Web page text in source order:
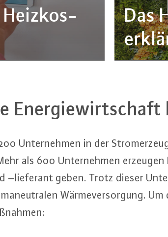
Heiz­kos­
Das
En­er­gie­wirt­schaft
Un­ter­neh­men in der
als 600 Un­ter­neh­men
–lieferant geben. Trotz dieser
Wär­me­ver­sor­gung.